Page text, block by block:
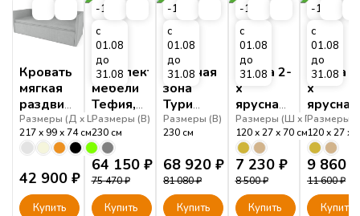
Кровать
мягкая
раздвижная
Барселона
Размеры (Д Ш В)
217
99 74 см
42 900 ₽
Купить
-15%
с
01.08
до
31.08
Комплект
мебели
Тефия,
стол +
шкаф +
полка
Размеры (В)
230 см
64 150 ₽
75 470₽
Купить
-15%
с
01.08
до
31.08
Рабочая
зона
Тури
Тефия
Размеры (В)
230 см
68 920 ₽
81 080₽
Купить
-15%
с
01.08
до
31.08
Полка 2-
х
ярусная
Тури
Тефия
Размеры (Ш Г В)
120
27 70 см
7 230 ₽
8 500₽
Купить
-15%
с
01.08
до
31.08
Полка
х
ярусная
Тури
Тефия
Размеры (
120
27
9 860
11 600₽
Купить